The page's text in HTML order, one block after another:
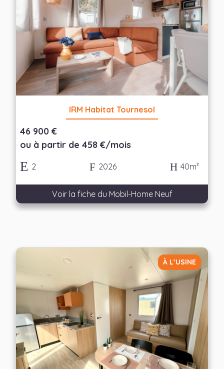
IRM Habitat Tournesol
46 900 €
ou à partir de 458 €/mois
2 2026 40m²
Voir la fiche du Mobil-Home Neuf
À L’USINE